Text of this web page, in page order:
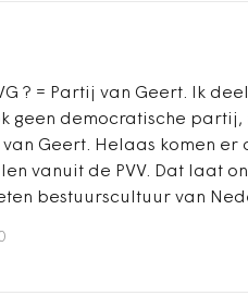
? = Partij van Geert. Ik
geen democratische
Geert. Helaas komen er
vanuit de PVV. Dat laat
bestuurscultuur van